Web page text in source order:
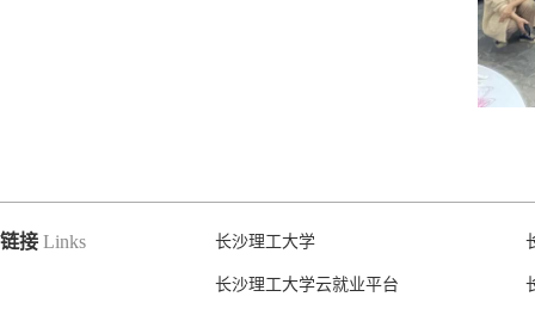
链接 Links 长沙理工大学
长沙理工大学云就业平台